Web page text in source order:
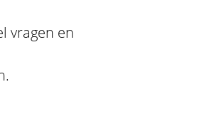
vragen en